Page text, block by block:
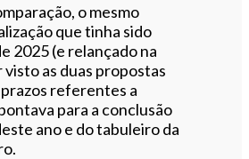
o mesmo
que tinha sido
2025 (e relançado na
as duas propostas
referentes a
para a conclusão
ano e do tabuleiro da